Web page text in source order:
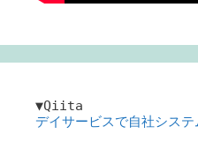
▼Qiita
デイサービスで自社シス